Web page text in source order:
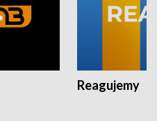
Reagujemy